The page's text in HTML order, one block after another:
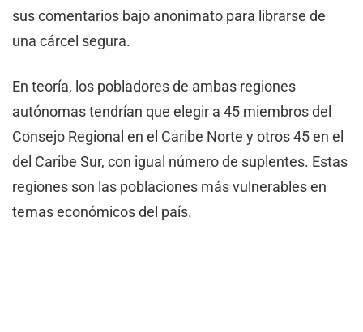
sus comentarios bajo anonimato para librarse de
una cárcel segura.
En teoría, los pobladores de ambas regiones
autónomas tendrían que elegir a 45 miembros del
Consejo Regional en el Caribe Norte y otros 45 en el
del Caribe Sur, con igual número de suplentes. Estas
regiones son las poblaciones más vulnerables en
temas económicos del país.